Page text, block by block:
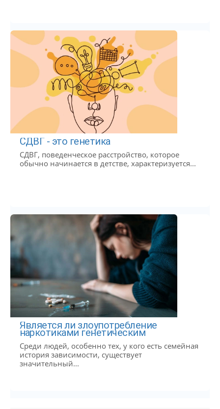
СДВГ - это генетика
СДВГ, поведенческое расстройство, которое
обычно начинается в детстве, характеризуется...
Является ли злоупотребление
наркотиками генетическим
Среди людей, особенно тех, у кого есть семейная
история зависимости, существует
значительный...